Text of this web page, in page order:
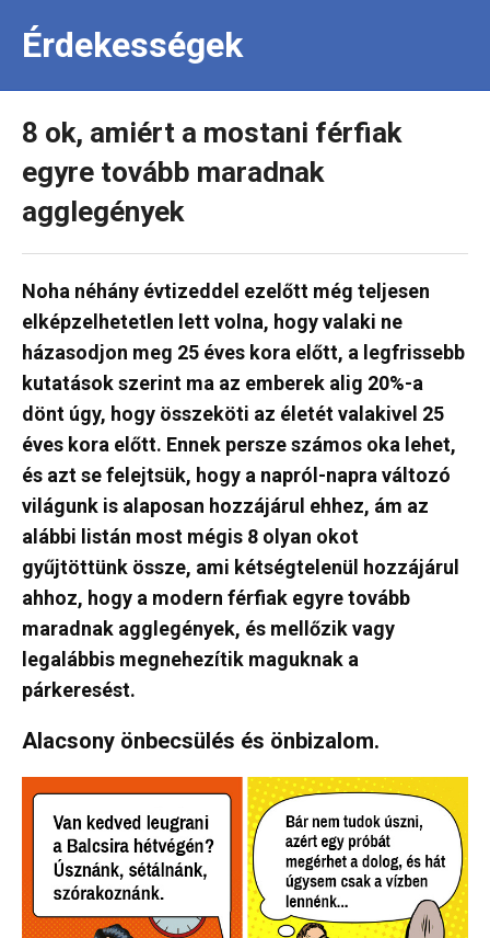
Érdekességek
8 ok, amiért a mostani férfiak
egyre tovább maradnak
agglegények
Noha néhány évtizeddel ezelőtt még teljesen
elképzelhetetlen lett volna, hogy valaki ne
házasodjon meg 25 éves kora előtt, a legfrissebb
kutatások szerint ma az emberek alig 20%-a
dönt úgy, hogy összeköti az életét valakivel 25
éves kora előtt. Ennek persze számos oka lehet,
és azt se felejtsük, hogy a napról-napra változó
világunk is alaposan hozzájárul ehhez, ám az
alábbi listán most mégis 8 olyan okot
gyűjtöttünk össze, ami kétségtelenül hozzájárul
ahhoz, hogy a modern férfiak egyre tovább
maradnak agglegények, és mellőzik vagy
legalábbis megnehezítik maguknak a
párkeresést.
Alacsony önbecsülés és önbizalom.